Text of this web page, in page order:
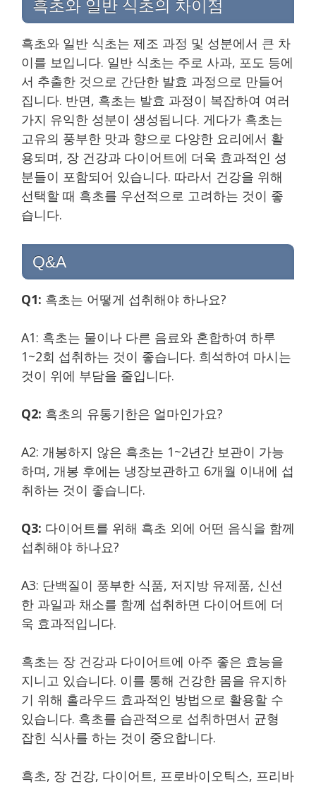
흑초와 일반 식초의 차이점
흑초와 일반 식초는 제조 과정 및 성분에서 큰 차
이를 보입니다. 일반 식초는 주로 사과, 포도 등에
서 추출한 것으로 간단한 발효 과정으로 만들어
집니다. 반면, 흑초는 발효 과정이 복잡하여 여러
가지 유익한 성분이 생성됩니다. 게다가 흑초는
고유의 풍부한 맛과 향으로 다양한 요리에서 활
용되며, 장 건강과 다이어트에 더욱 효과적인 성
분들이 포함되어 있습니다. 따라서 건강을 위해
선택할 때 흑초를 우선적으로 고려하는 것이 좋
습니다.
Q&A
Q1: 흑초는 어떻게 섭취해야 하나요?
A1: 흑초는 물이나 다른 음료와 혼합하여 하루
1~2회 섭취하는 것이 좋습니다. 희석하여 마시는
것이 위에 부담을 줄입니다.
Q2: 흑초의 유통기한은 얼마인가요?
A2: 개봉하지 않은 흑초는 1~2년간 보관이 가능
하며, 개봉 후에는 냉장보관하고 6개월 이내에 섭
취하는 것이 좋습니다.
Q3: 다이어트를 위해 흑초 외에 어떤 음식을 함께
섭취해야 하나요?
A3: 단백질이 풍부한 식품, 저지방 유제품, 신선
한 과일과 채소를 함께 섭취하면 다이어트에 더
욱 효과적입니다.
흑초는 장 건강과 다이어트에 아주 좋은 효능을
지니고 있습니다. 이를 통해 건강한 몸을 유지하
기 위해 홀라우드 효과적인 방법으로 활용할 수
있습니다. 흑초를 습관적으로 섭취하면서 균형
잡힌 식사를 하는 것이 중요합니다.
흑초, 장 건강, 다이어트, 프로바이오틱스, 프리바